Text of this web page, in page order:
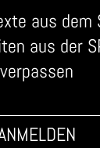
aus dem
aus der
verpassen